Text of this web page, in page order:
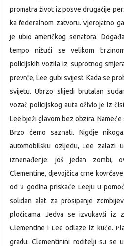
promatra život iz posve drugačije
ka federalnom zatvoru. Vjerojatno
je ubio američkog senatora.
tempo nižući se velikom
policijskih vozila iz suprotnog
prevrće, Lee gubi svijest. Kada se
svijetu. Ubrzo slijedi brutalan
vozač policijskog auta oživio je iz
Lee bježi glavom bez obzira. Nameće
Brzo ćemo saznati. Nigdje
automobilsku ozljedu, Lee zalazi
iznenađenje: još jedan zombi,
Clementine, djevojčica crne
od 9 godina priskače Leeju u
solidan alat za prosipanje
pločicama. Jedva se izvukavši iz
Clementine i Lee odlaze iz kuće.
gradu. Clementinini roditelji su se